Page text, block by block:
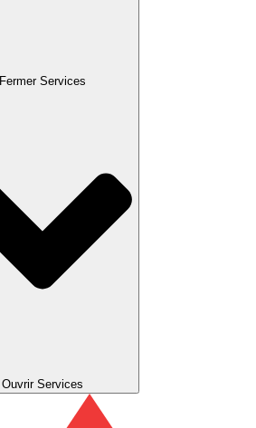
Fermer Services
Ouvrir Services